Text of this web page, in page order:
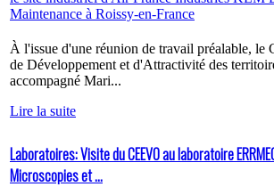
À l'issue d'une réunion de travail préalable,
de Développement et d'Attractivité des
accompagné Mari...
Lire la suite
Laboratoires: Visite du CEEVO au laboratoire
Microscopies et ...